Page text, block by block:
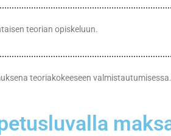
teorian opiskeluun.
teoriakokeeseen